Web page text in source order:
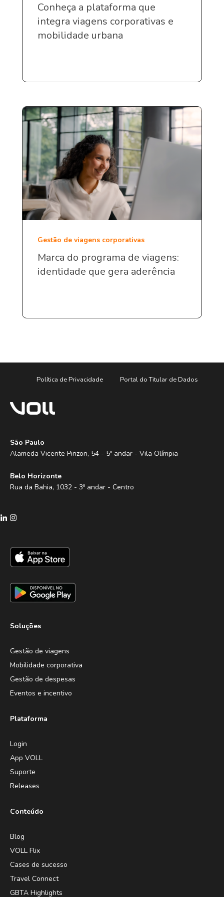
Conheça a plataforma que
integra viagens corporativas e
mobilidade urbana
Gestão de viagens corporativas
Marca do programa de viagens:
identidade que gera aderência
Política de Privacidade Portal do Titular de Dados
São Paulo
Alameda Vicente Pinzon, 54 - 5º andar - Vila Olímpia
Belo Horizonte
Rua da Bahia, 1032 - 3º andar - Centro
Soluções
Gestão de viagens
Mobilidade corporativa
Gestão de despesas
Eventos e incentivo
Plataforma
Login
App VOLL
Suporte
Releases
Conteúdo
Blog
VOLL Flix
Cases de sucesso
Travel Connect
GBTA Highlights